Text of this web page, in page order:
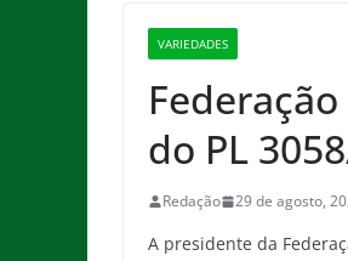
VARIEDADES
do PL
Redação 29 de agosto,
A presidente da